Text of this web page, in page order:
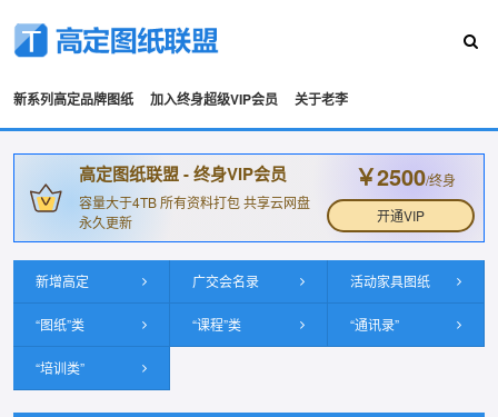
新系列高定品牌图纸 加入终身超级VIP会员 关于老李
高定图纸联盟 - 终身VIP会员
容量大于4TB 所有资料打包 共享云网盘
永久更新
￥2500/终身
开通VIP
新增高定 广交会名录 活动家具图纸
“图纸”类 “课程”类 “通讯录”
“培训类”